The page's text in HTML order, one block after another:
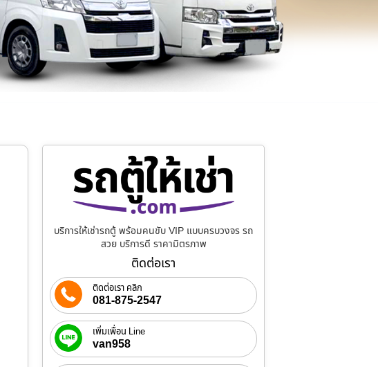
บริการให้เช่ารถตู้ พร้อมคนขับ VIP แบบครบวงจร รถ
สวย บริการดี ราคามิตรภาพ
ติดต่อเรา
ติดต่อเรา คลิก
081-875-2547
เพิ่มเพื่อน Line
van958